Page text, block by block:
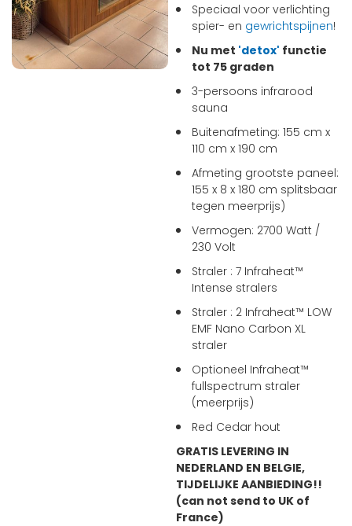
Speciaal voor verlichting
spier- en gewrichtspijnen!
Nu met 'detox' functie
tot 75 graden
3-persoons infrarood
sauna
Buitenafmeting: 155 cm x
110 cm x 190 cm
Afmeting grootste paneel:
155 x 8 x 180 cm splitsbaar
tegen meerprijs)
Vermogen: 2700 Watt /
230 Volt
Straler : 7 Infraheat™
Intense stralers
Straler : 2 Infraheat™ LOW
EMF Nano Carbon XL
straler
Optioneel Infraheat™
fullspectrum straler
(meerprijs)
Red Cedar hout
GRATIS LEVERING IN
NEDERLAND EN BELGIE,
TIJDELIJKE AANBIEDING!!
(can not send to UK of
France)